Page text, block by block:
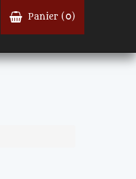
Panier ( 0)